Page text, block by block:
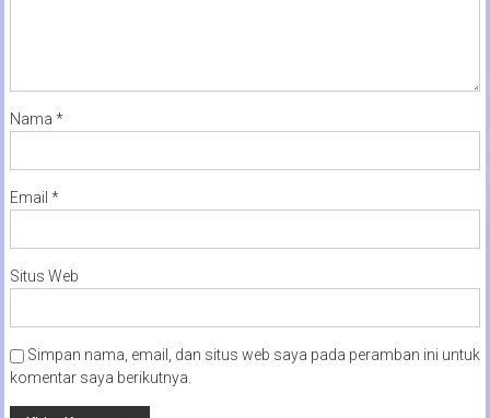
Nama *
Email *
Situs Web
Simpan nama, email, dan situs web saya pada peramban ini untuk
komentar saya berikutnya.